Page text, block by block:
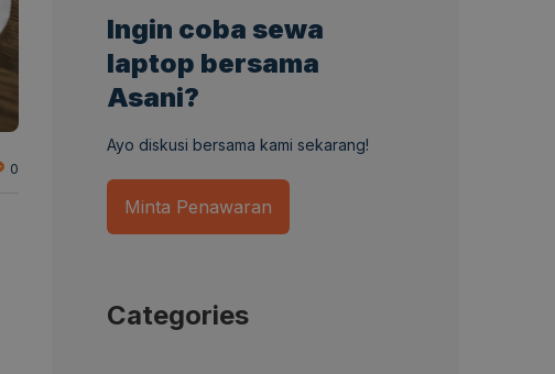
0
Ingin coba sewa
laptop bersama
Asani?
Ayo diskusi bersama kami sekarang!
Minta Penawaran
Categories